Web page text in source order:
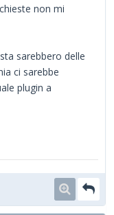
non mi
sarebbero delle
ci sarebbe
plugin a